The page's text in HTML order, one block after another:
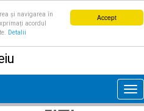
Accept
și navigarea în
acordul
Detalii